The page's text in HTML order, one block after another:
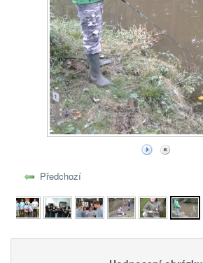
Předchozí